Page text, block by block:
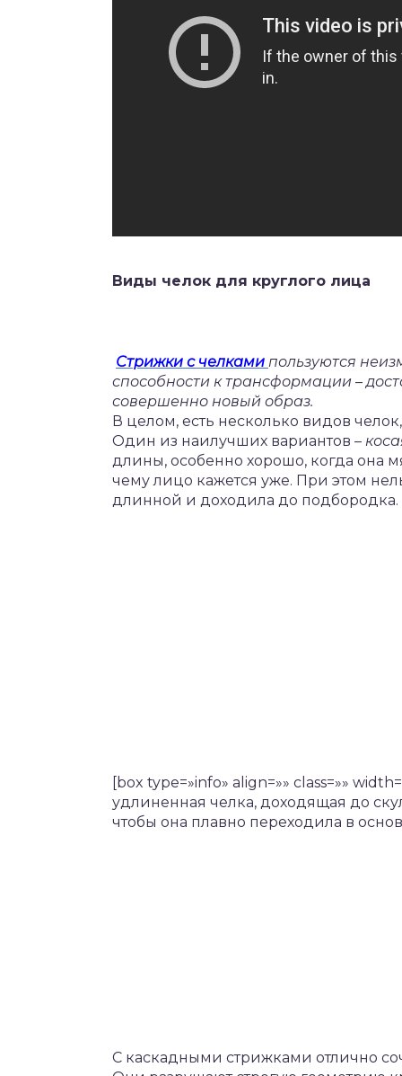
Виды челок для круглого лица
Стрижки с челками пользуются
способности к трансформации –
совершенно новый образ.
В целом, есть несколько видов
Один из наилучших вариантов –
длины, особенно хорошо, когда она
чему лицо кажется уже. При этом
длинной и доходила до подбородка.
[box type=»info» align=»» class=»»
удлиненная челка, доходящая до
чтобы она плавно переходила в
С каскадными стрижками отлично